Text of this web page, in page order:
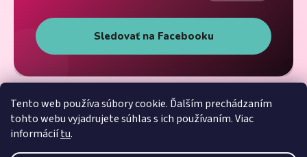
Tento web používa súbory cookie. Ďalším prechádzaním
tohto webu vyjadrujete súhlas s ich používaním. Viac
informáciítu.
Sledovať na Facebooku